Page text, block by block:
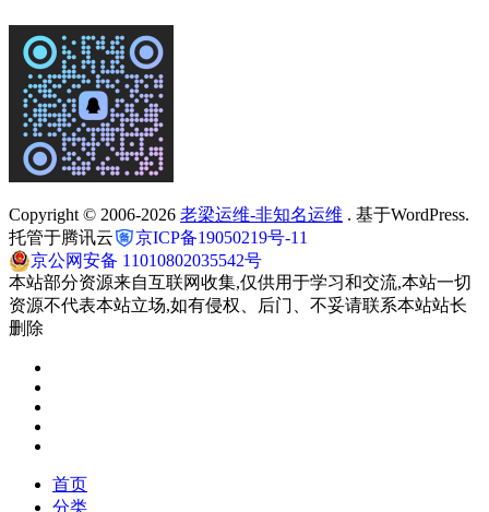
Copyright © 2006-2026 老梁运维-非知名运维 . 基于WordPress.
托管于腾讯云
京ICP备19050219号-11
京公网安备 11010802035542号
本站部分资源来自互联网收集,仅供用于学习和交流,本站一切
资源不代表本站立场,如有侵权、后门、不妥请联系本站站长
删除
首页
分类